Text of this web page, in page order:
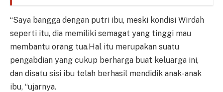
“Saya bangga dengan putri ibu, meski kondisi Wirdah
seperti itu, dia memiliki semagat yang tinggi mau
membantu orang tua.Hal itu merupakan suatu
pengabdian yang cukup berharga buat keluarga ini,
dan disatu sisi ibu telah berhasil mendidik anak-anak
ibu, “ujarnya.